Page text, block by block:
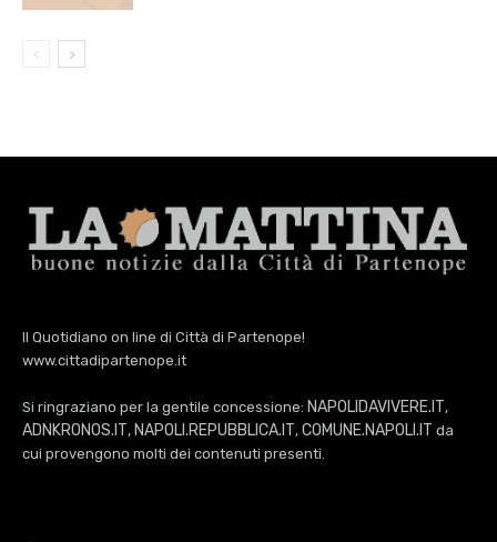
Il Quotidiano on line di Città di Partenope!
www.cittadipartenope.it
Si ringraziano per la gentile concessione: NAPOLIDAVIVERE.IT,
ADNKRONOS.IT, NAPOLI.REPUBBLICA.IT, COMUNE.NAPOLI.IT da
cui provengono molti dei contenuti presenti.